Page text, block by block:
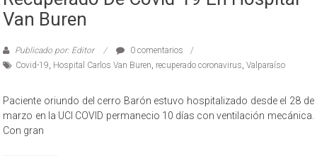
Van Buren
Publicado por: Editor
0 comentarios
Covid-19 Hospital Carlos Van Buren recuperado coronavirus ,Valparaíso
Paciente oriundo del cerro Barón estuvo hospitalizado desde el 28 de
marzo en la UCI COVID permanecio 10 días con ventilación mecánica.
Con gran